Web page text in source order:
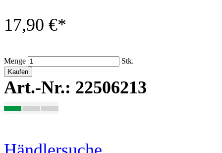
17,90 €*
Menge Stk.
Kaufen
Art.-Nr.: 22506213